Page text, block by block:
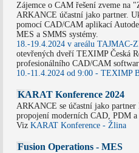
Zájemce o CAM řešení zveme na
ARKANCE účastní jako partner.
pomocí CAD/CAM aplikací
MES a SMMS systémy.
18.-19.4.2024 v areálu TAJMAC-
otevřených dveří TEXIMP Česká
profesionálního CAD/CAM
10.-11.4.2024 od 9:00 - TEXIMP
KARAT Konference 2024
ARKANCE se účastní jako
propojení moderních CAD, PDM
Viz KARAT Konference - Žlina
Fusion Operations - MES